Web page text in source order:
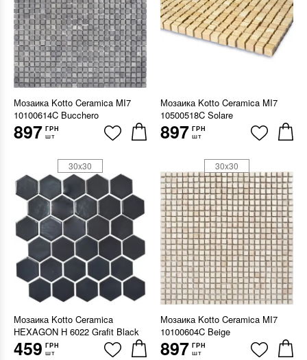
Мозаика Kotto Ceramica MI7
10100614C Bucchero
897 ГРН
шт
Мозаика Kotto Ceramica MI7
10500518C Solare
897 ГРН
шт
Мозаика Kotto Ceramica
HEXAGON H 6022 Grafit Black
459 ГРН
шт
30x30
Мозаика Kotto Ceramica MI7
10100604C Beige
897 ГРН
шт
30x30